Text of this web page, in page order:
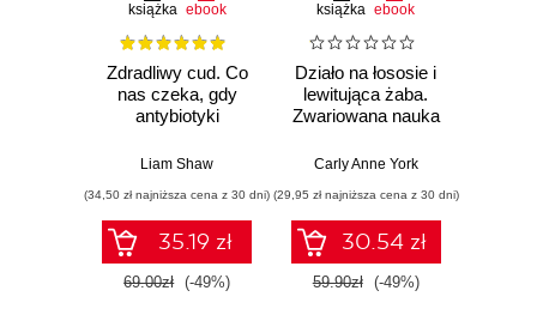
książka ebook
Zdradliwy cud. Co
nas czeka, gdy
antybiotyki
Liam Shaw
(34,50 zł najniższa cena z 30 dni)
35.19 zł
69.00zł (-49%)
książka ebook
Działo na łososie i
lewitująca żaba.
Zwariowana nauka
poważne odkrycia
Carly Anne York
(29,95 zł najniższa cena z 30 dni)
30.54 zł
59.90zł (-49%)